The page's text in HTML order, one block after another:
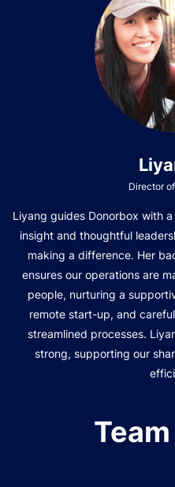
Director
Liyang guides Donorbox with
insight and thoughtful
making a difference. Her
ensures our operations are
people, nurturing a
remote start-up, and
streamlined processes.
strong, supporting our